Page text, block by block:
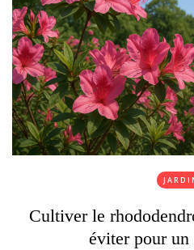
Cultiver le
éviter pour un